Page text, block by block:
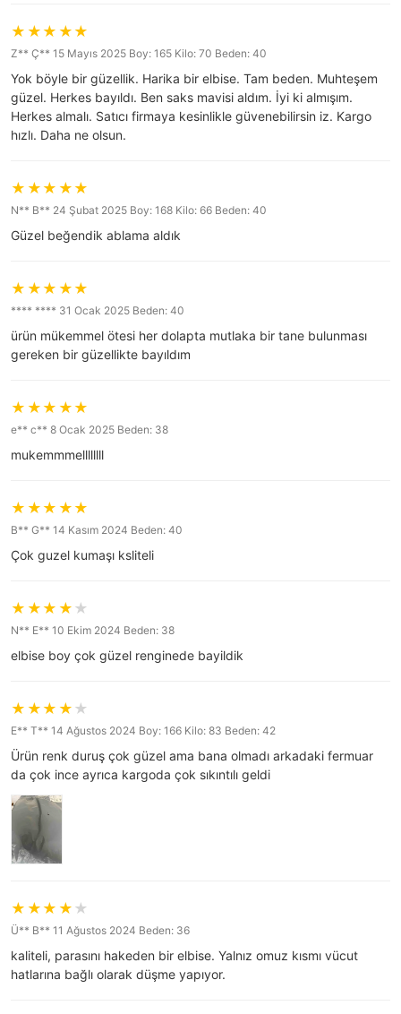
Z** Ç** 15 Mayıs 2025 Boy: 165 Kilo: 70 Beden: 40
Yok böyle bir güzellik. Harika bir elbise. Tam beden. Muhteşem
güzel. Herkes bayıldı. Ben saks mavisi aldım. İyi ki almışım.
Herkes almalı. Satıcı firmaya kesinlikle güvenebilirsin iz. Kargo
hızlı. Daha ne olsun.
N** B** 24 Şubat 2025 Boy: 168 Kilo: 66 Beden: 40
Güzel beğendik ablama aldık
**** **** 31 Ocak 2025 Beden: 40
ürün mükemmel ötesi her dolapta mutlaka bir tane bulunması
gereken bir güzellikte bayıldım
e** c** 8 Ocak 2025 Beden: 38
mukemmmellllllll
B** G** 14 Kasım 2024 Beden: 40
Çok guzel kumaşı ksliteli
N** E** 10 Ekim 2024 Beden: 38
elbise boy çok güzel renginede bayildik
E** T** 14 Ağustos 2024 Boy: 166 Kilo: 83 Beden: 42
Ürün renk duruş çok güzel ama bana olmadı arkadaki fermuar
da çok ince ayrıca kargoda çok sıkıntılı geldi
Ü** B** 11 Ağustos 2024 Beden: 36
kaliteli, parasını hakeden bir elbise. Yalnız omuz kısmı vücut
hatlarına bağlı olarak düşme yapıyor.